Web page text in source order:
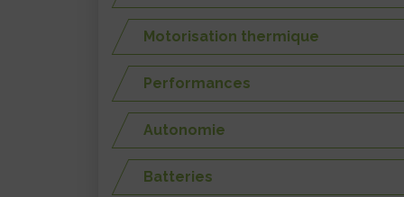
Motorisation thermique
Performances
Autonomie
Batteries